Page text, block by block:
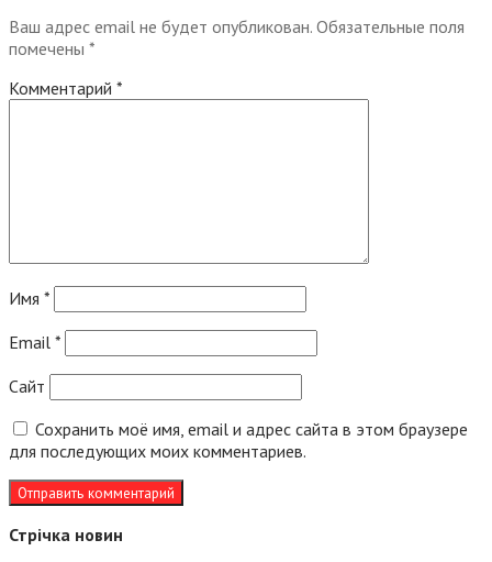
Ваш адрес email не будет опубликован. Обязательные поля
помечены *
Комментарий *
Имя *
Email *
Сайт
Сохранить моё имя, email и адрес сайта в этом браузере
для последующих моих комментариев.
Стрічка новин